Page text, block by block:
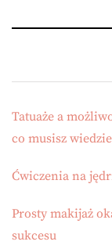
Tatuaże a
co musisz
Ćwiczenia na
Prosty makijaż
sukcesu